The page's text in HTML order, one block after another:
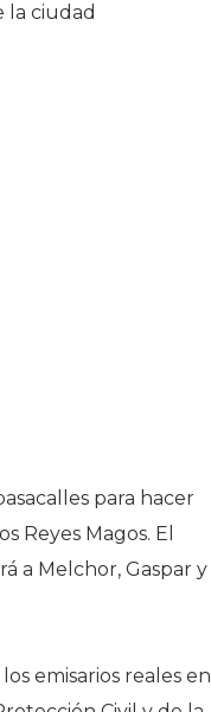
la ciudad
para hacer
Reyes Magos. El
a Melchor, Gaspar y
emisarios reales en